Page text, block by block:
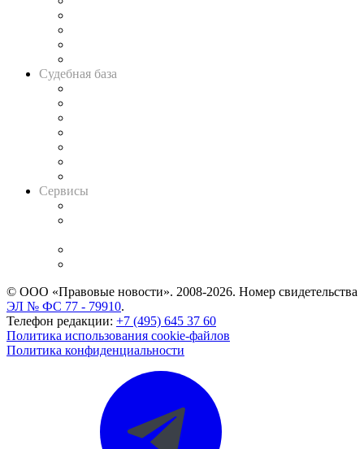
Судебная база
Сервисы
© ООО «Правовые новости». 2008-2026. Номер свидетельства
ЭЛ № ФС 77 - 79910.
Телефон редакции: +7 (495) 645 37 60
Политика использования cookie-файлов
Политика конфиденциальности